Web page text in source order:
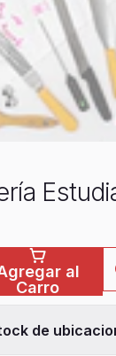
al
Carro
de